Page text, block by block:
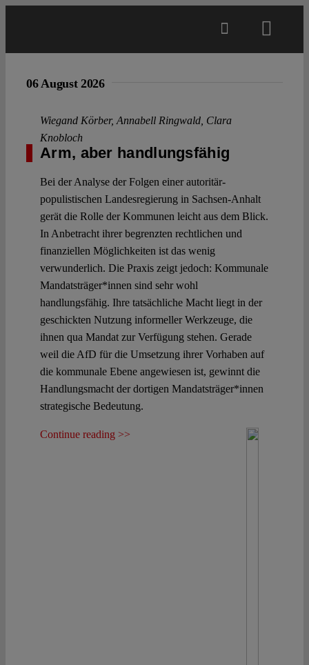
About
Projects
Open Access
Authors
Spotlight
06 August 2026
Wiegand Körber, Annabell Ringwald Clara
Knobloch
Arm, aber handlungsfähig
Bei der Analyse der Folgen einer autoritär-
populistischen Landesregierung in Sachsen-Anhalt
gerät die Rolle der Kommunen leicht aus dem Blick.
In Anbetracht ihrer begrenzten rechtlichen und
finanziellen Möglichkeiten ist das wenig
verwunderlich. Die Praxis zeigt jedoch: Kommunale
Mandatsträger*innen sind sehr wohl
handlungsfähig. Ihre tatsächliche Macht liegt in der
geschickten Nutzung informeller Werkzeuge, die
ihnen qua Mandat zur Verfügung stehen. Gerade
weil die AfD für die Umsetzung ihrer Vorhaben auf
die kommunale Ebene angewiesen ist, gewinnt die
Handlungsmacht der dortigen Mandatsträger*innen
strategische Bedeutung.
Continue reading >>